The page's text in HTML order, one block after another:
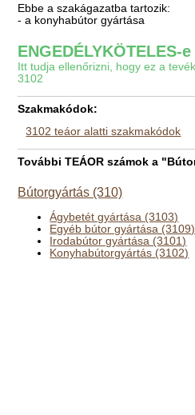
Ebbe a szakágazatba tartozik:
- a konyhabútor gyártása
ENGEDÉLYKÖTELES-
Itt tudja ellenőrizni, hogy ez a
3102
Szakmakódok:
3102 teáor alatti szakmakódok
További TEÁOR számok a
Bútorgyártás (310)
Ágybetét gyártása (3103)
Egyéb bútor gyártása (3109)
Irodabútor gyártása (3101)
Konyhabútorgyártás (3102)